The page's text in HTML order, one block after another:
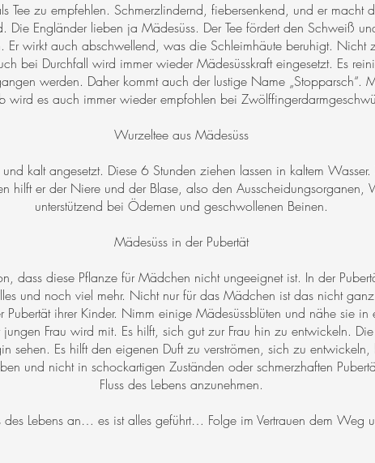
Tee zu empfehlen. Schmerzlindernd, fiebersenkend, und er macht
Die Engländer lieben ja Mädesüss. Der Tee fördert den Schweiß
Er wirkt auch abschwellend, was die Schleimhäute beruhigt. Nicht
bei Durchfall wird immer wieder Mädesüsskraft eingesetzt. Es
werden. Daher kommt auch der lustige Name „Stopparsch“.
wird es auch immer wieder empfohlen bei
Wurzeltee aus Mädesüss
kalt angesetzt. Diese 6 Stunden ziehen lassen in kaltem
hilft er der Niere und der Blase, also den Ausscheidungsorganen,
unterstützend bei Ödemen und geschwollenen Beinen.
Mädesüss in der Pubertät
dass diese Pflanze für Mädchen nicht ungeeignet ist. In der
und noch viel mehr. Nicht nur für das Mädchen ist das nicht
Pubertät ihrer Kinder. Nimm einige Mädesüssblüten und nähe sie
Frau wird mit. Es hilft, sich gut zur Frau hin zu entwickeln.
sehen. Es hilft den eigenen Duft zu verströmen, sich zu
und nicht in schockartigen Zuständen oder schmerzhaften
Fluss des Lebens anzunehmen.
des Lebens an… es ist alles geführt… Folge im Vertrauen dem Weg